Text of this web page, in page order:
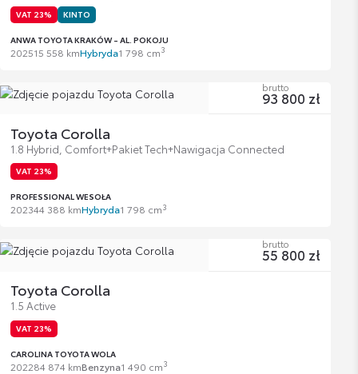
VAT 23% KINTO
ANWA TOYOTA KRAKÓW - AL. POKOJU
202515 558 kmHybryda1 798 cm3
Toyota Corolla
1.8 Hybrid, Comfort+Pakiet Tech+Nawigacja Connected
VAT 23%
PROFESSIONAL WESOŁA
202344 388 kmHybryda1 798 cm3
brutto
93 800 zł
Toyota Corolla
1.5 Active
VAT 23%
CAROLINA TOYOTA WOLA
202284 874 kmBenzyna1 490 cm3
brutto
55 800 zł